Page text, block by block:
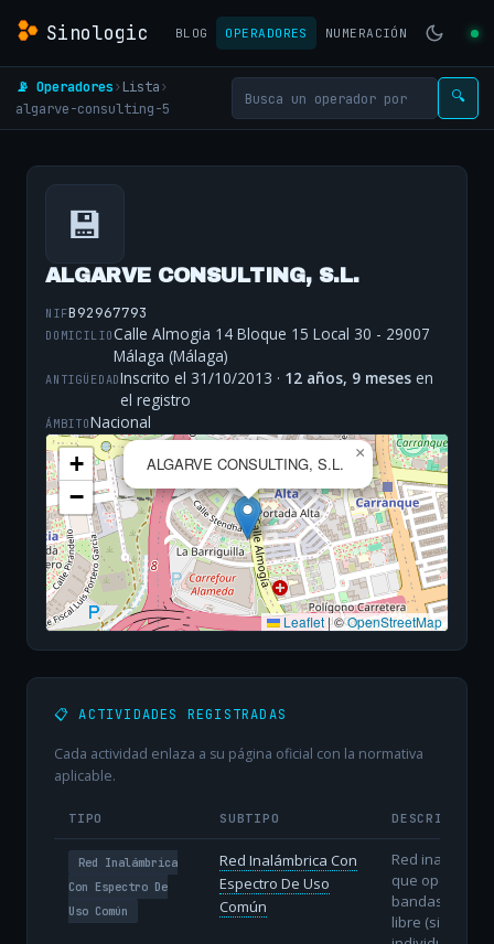
Sinologic BLOG OPERADORES NUMERACIÓN
📡 Operadores› Lista›
algarve-consulting-5
🔍
💾
ALGARVE CONSULTING, S.L.
NIFB92967793
DOMICILIOCalle Almogia 14 Bloque 15 Local 30 - 29007
Málaga (Málaga)
ANTIGÜEDADInscrito el 31/10/2013 · 12 años, 9 meses en
el registro
ÁMBITONacional
ALGARVE CONSULTING, S.L.
×
+
−
Leaflet|©OpenStreetMap
📋 ACTIVIDADES REGISTRADAS
Cada actividad enlaza a su página oficial con la normativa
aplicable.
TIPO SUBTIPO DESCRIPCIÓN
Red Inalámbrica
Con Espectro De
Uso Común
Red Inalámbrica Con
Espectro De Uso
Común
Red
que opera en
bandas de uso
libre (sin